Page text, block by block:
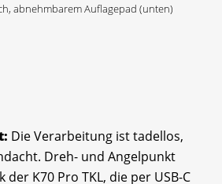
abnehmbarem Auflagepad (unten)
Die Verarbeitung ist tadellos,
Dreh- und Angelpunkt
K70 Pro TKL, die per USB-C